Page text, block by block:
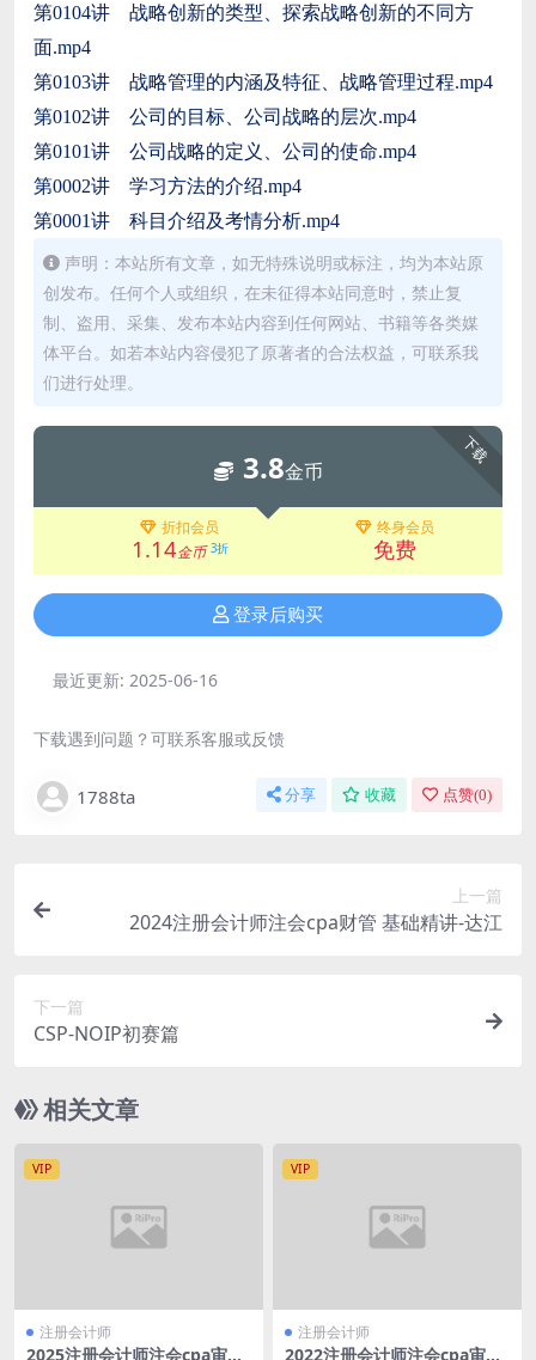
第0104讲 战略创新的类型、探索战略创新的不同方
面.mp4
第0103讲 战略管理的内涵及特征、战略管理过程.mp4
第0102讲 公司的目标、公司战略的层次.mp4
第0101讲 公司战略的定义、公司的使命.mp4
第0002讲 学习方法的介绍.mp4
第0001讲 科目介绍及考情分析.mp4
声明：本站所有文章，如无特殊说明或标注，均为本站原
创发布。任何个人或组织，在未征得本站同意时，禁止复
制、盗用、采集、发布本站内容到任何网站、书籍等各类媒
体平台。如若本站内容侵犯了原著者的合法权益，可联系我
们进行处理。
下载
3.8金币
折扣会员
1.14金币 3折
终身会员
免费
登录后购买
最近更新: 2025-06-16
下载遇到问题？可联系客服或反馈
1788ta 分享 收藏 点赞(0)
上一篇
2024注册会计师注会cpa财管 基础精讲-达江
下一篇
CSP-NOIP初赛篇
相关文章
VIP
注册会计师
2025注册会计师注会cpa审计
VIP
注册会计师
2022注册会计师注会cpa审计